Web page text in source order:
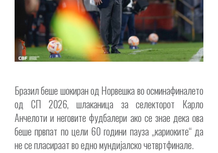
Бразил беше шокиран од Норвешка во осминафиналето
од СП 2026, шлаканица за селекторот Карло
Анчелоти и неговите фудбалери ако се знае дека ова
беше првпат по цели 60 години пауза „кариоките“ да
не се пласираат во едно мундијалско четвртфинале.